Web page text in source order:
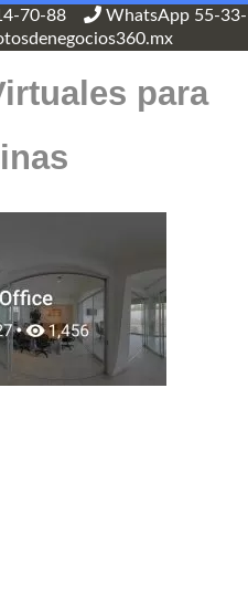
70-88
WhatsApp 55-33-
para